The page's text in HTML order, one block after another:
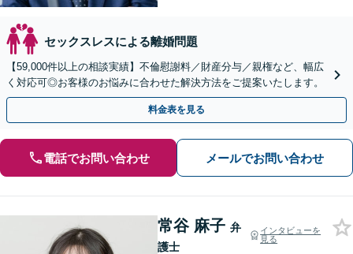
セックスレスによる離婚問題
【59,000件以上の相談実績】不倫慰謝料／財産分与／親権など、幅広
く対応可◎お客様のお悩みに合わせた解決方法をご提案いたします。
料金表を見る
電話でお問い合わせ メールでお問い合わせ
常谷 麻子 弁
護士
インタビューを
見る